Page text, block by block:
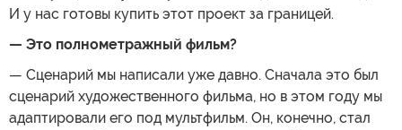
И у нас готовы купить этот проект за границей.
— Это полнометражный фильм?
— Сценарий мы написали уже давно. Сначала это был
сценарий художественного фильма, но в этом году мы
адаптировали его под мультфильм. Он, конечно, стал